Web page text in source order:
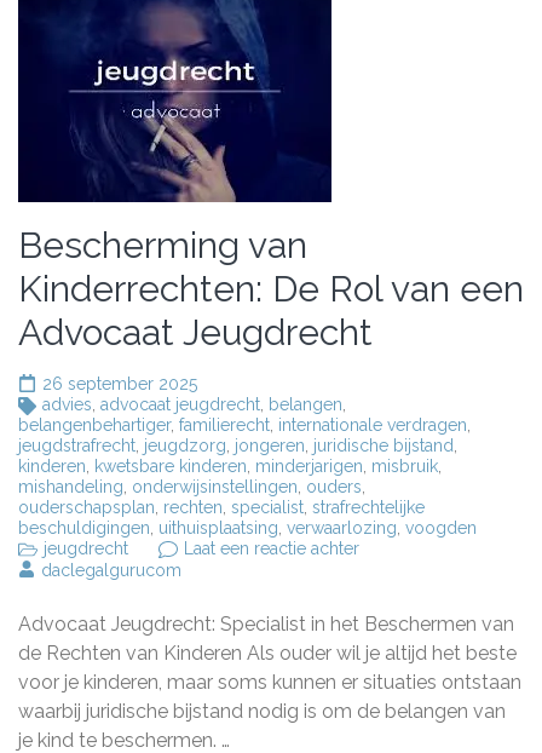
Bescherming van
Kinderrechten: De Rol van een
Advocaat Jeugdrecht
26 september 2025
advies advocaat jeugdrecht belangen
belangenbehartiger, familierecht internationale verdragen
jeugdstrafrecht jeugdzorg jongeren juridische bijstand
kinderen
kwetsbare kinderen minderjarigen misbruik
mishandeling onderwijsinstellingen ouders
ouderschapsplan rechten specialist strafrechtelijke
beschuldigingen uithuisplaatsing verwaarlozing voogden
jeugdrecht
Laat een reactie achterop
De
Rol
van
een
Advocaat
daclegalgurucom
Advocaat Jeugdrecht: Specialist in het Beschermen van
de Rechten van Kinderen Als ouder wil je altijd het beste
voor je kinderen, maar soms kunnen er situaties ontstaan
waarbij juridische bijstand nodig is om de belangen van
je kind te beschermen. …